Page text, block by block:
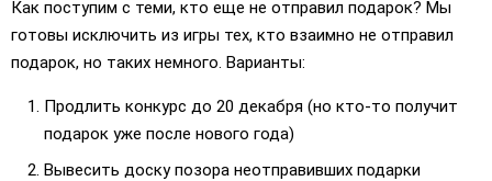
Как поступим с теми, кто еще не отправил подарок? Мы
готовы исключить из игры тех, кто взаимно не отправил
подарок, но таких немного. Варианты:
Продлить конкурс до 20 декабря (но кто-то получит
подарок уже после нового года)
Вывесить доску позора неотправивших подарки